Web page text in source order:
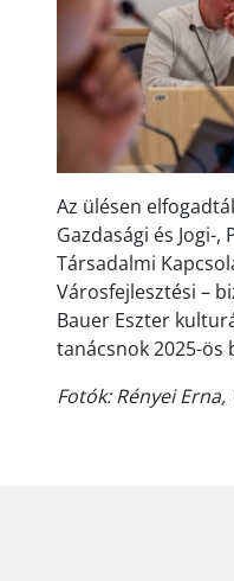
Az ülésen
Gazdasági és Jogi-,
Társadalmi
Városfejlesztési –
Bauer Eszter
tanácsnok 2025-ös
Fotók: Rényei